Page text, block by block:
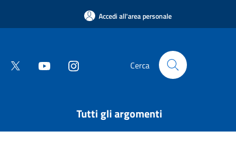
Accedi all'area personale
Cerca
Tutti gli argomenti